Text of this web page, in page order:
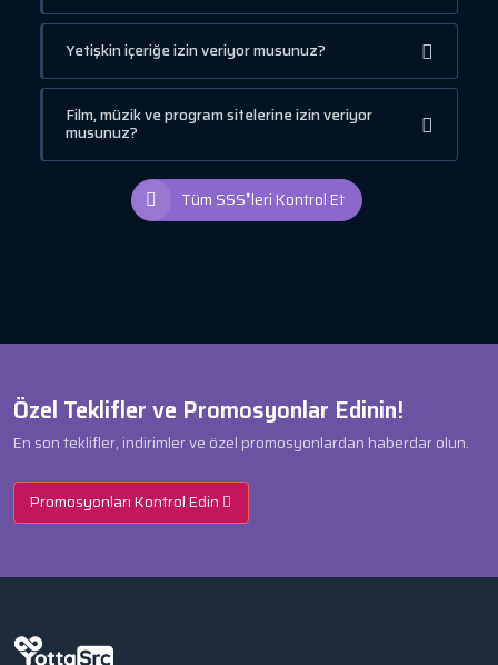
Yetişkin içeriğe izin veriyor musunuz?
Film, müzik ve program sitelerine izin veriyor
musunuz?
Tüm SSS❜leri Kontrol Et
Özel Teklifler ve Promosyonlar Edinin!
En son teklifler, indirimler ve özel promosyonlardan haberdar olun.
Promosyonları Kontrol Edin